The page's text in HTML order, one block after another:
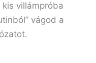
villámpróba
vágod a